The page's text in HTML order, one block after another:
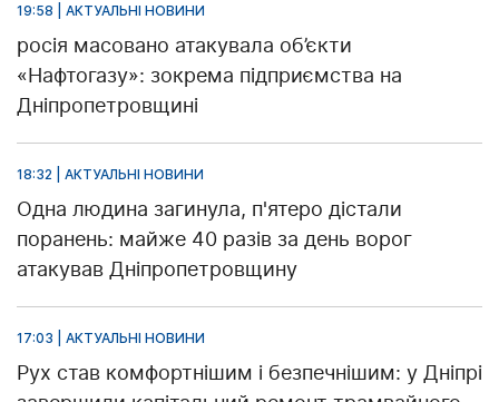
19:58 | АКТУАЛЬНІ НОВИНИ
росія масовано атакувала об’єкти
«Нафтогазу»: зокрема підприємства на
Дніпропетровщині
18:32 | АКТУАЛЬНІ НОВИНИ
Одна людина загинула, п'ятеро дістали
поранень: майже 40 разів за день ворог
атакував Дніпропетровщину
17:03 | АКТУАЛЬНІ НОВИНИ
Рух став комфортнішим і безпечнішим: у Дніпрі